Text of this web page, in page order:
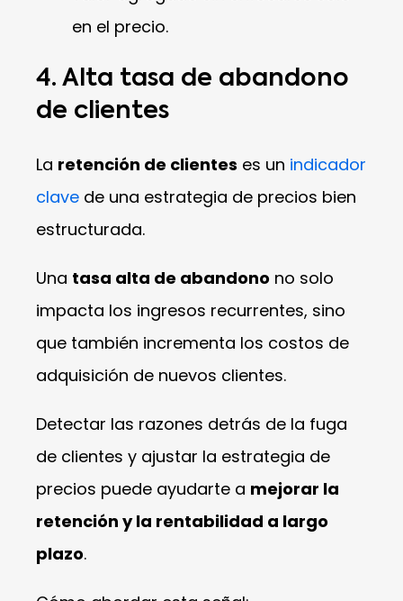
en el precio.
4. Alta tasa de abandono
de clientes
La retención de clientes es un indicador
clave de una estrategia de precios bien
estructurada.
Una tasa alta de abandono no solo
impacta los ingresos recurrentes, sino
que también incrementa los costos de
adquisición de nuevos clientes.
Detectar las razones detrás de la fuga
de clientes y ajustar la estrategia de
precios puede ayudarte a mejorar la
retención y la rentabilidad a largo
plazo.